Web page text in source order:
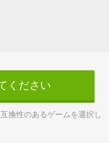
ください
換性のあるゲームを選択し